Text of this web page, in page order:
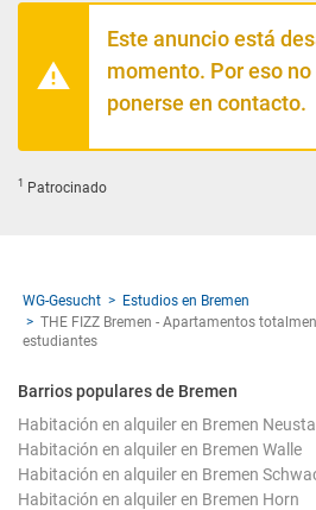
Este anuncio está
momento. Por eso
ponerse en contacto.
1 Patrocinado
WG-Gesucht
Estudios en Bremen
THE FIZZ Bremen - Apartamentos
estudiantes
Barrios populares de Bremen
Habitación en alquiler en Bremen
Habitación en alquiler en Bremen Walle
Habitación en alquiler en Bremen
Habitación en alquiler en Bremen Horn